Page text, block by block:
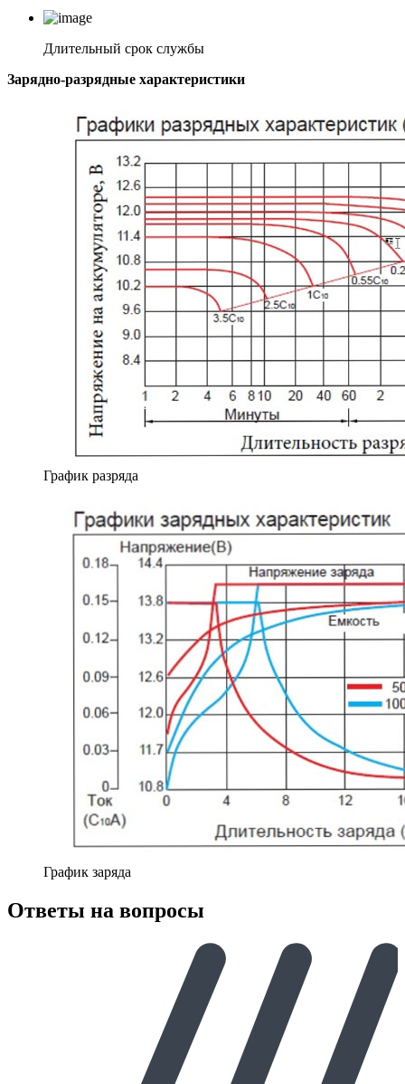
Длительный срок службы
Зарядно-разрядные характеристики
График разряда
График заряда
Ответы на вопросы